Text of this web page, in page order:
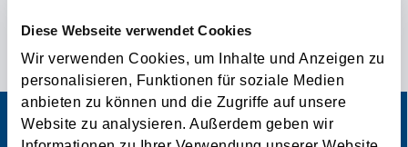
Diese Webseite verwendet Cookies
Wir verwenden Cookies, um Inhalte und Anzeigen zu
personalisieren, Funktionen für soziale Medien
anbieten zu können und die Zugriffe auf unsere
Website zu analysieren. Außerdem geben wir
DIE BESONDERE KONTAKTANZEIGE FÜR IHRE
TRANSPORTWÜNSCHE!